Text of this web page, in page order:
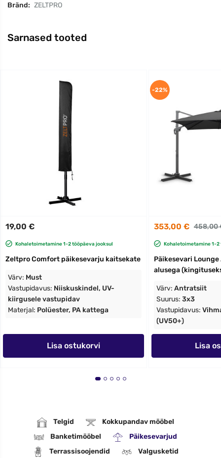
Bränd: ZELTPRO
Sarnased tooted
19,00 €
Kohaletoimetamine 1-2 tööpäeva jooksul
Zeltpro Comfort päikesevarju kaitsekate
Värv: Must
Vastupidavus: Niiskuskindel, UV-
kiirgusele vastupidav
Materjal: Polüester, PA kattega
Lisa ostukorvi
353,00 € 458,00
Kohaletoimetamine 1-
Päikesevari
alusega
Värv: Antratsiit
Suurus: 3x3
Vastupidavus:
(UV50+)
Lisa
-22%
Telgid
Kokkupandav mööbel
Banketimööbel
Päikesevarjud
Terrassisoojendid
Valgusketid